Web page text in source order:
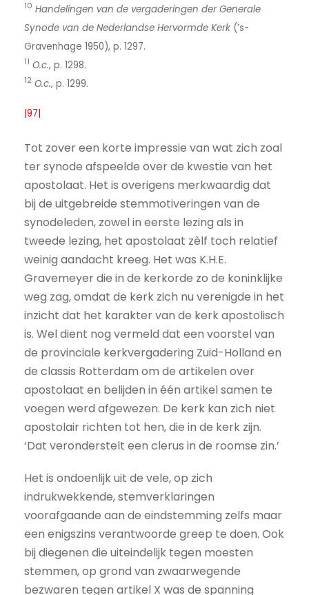
10 Handelingen van de vergaderingen der Generale
Synode van de Nederlandse Hervormde Kerk (’s-
Gravenhage 1950), p. 1297.
11 O.c., p. 1298.
12 O.c., p. 1299.
|97|
Tot zover een korte impressie van wat zich zoal
ter synode afspeelde over de kwestie van het
apostolaat. Het is overigens merkwaardig dat
bij de uitgebreide stemmotiveringen van de
synodeleden, zowel in eerste lezing als in
tweede lezing, het apostolaat zèlf toch relatief
weinig aandacht kreeg. Het was K.H.E.
Gravemeyer die in de kerkorde zo de koninklijke
weg zag, omdat de kerk zich nu verenigde in het
inzicht dat het karakter van de kerk apostolisch
is. Wel dient nog vermeld dat een voorstel van
de provinciale kerkvergadering Zuid-Holland en
de classis Rotterdam om de artikelen over
apostolaat en belijden in één artikel samen te
voegen werd afgewezen. De kerk kan zich niet
apostolair richten tot hen, die in de kerk zijn.
‘Dat veronderstelt een clerus in de roomse zin.’
Het is ondoenlijk uit de vele, op zich
indrukwekkende, stemverklaringen
voorafgaande aan de eindstemming zelfs maar
een enigszins verantwoorde greep te doen. Ook
bij diegenen die uiteindelijk tegen moesten
stemmen, op grond van zwaarwegende
bezwaren tegen artikel X was de spanning